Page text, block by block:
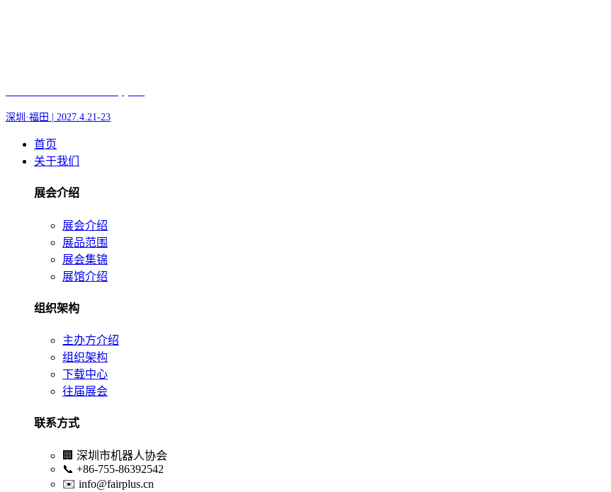
深圳·福田 | 2027.4.21-23
首页
关于我们
展会介绍
展会介绍
展品范围
展会集锦
展馆介绍
组织架构
主办方介绍
组织架构
下载中心
往届展会
联系方式
🏢 深圳市机器人协会
📞 +86-755-86392542
✉️ info@fairplus.cn